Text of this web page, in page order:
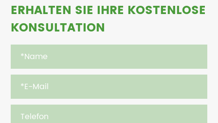
ERHALTEN SIE IHRE KOSTENLOSE
KONSULTATION